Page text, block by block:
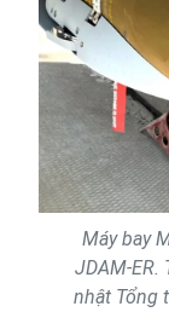
Máy bay
JDAM-ER.
nhật Tổng